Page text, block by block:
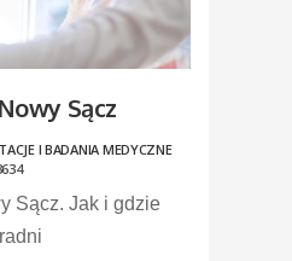
Sącz
I BADANIA MEDYCZNE
Sącz. Jak i gdzie